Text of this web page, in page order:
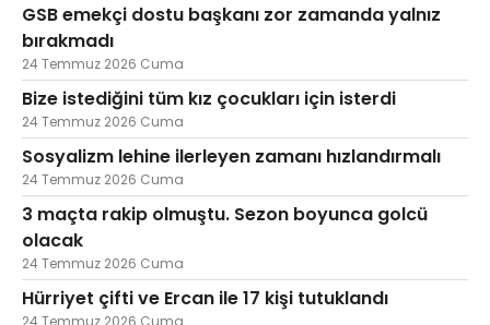
GSB emekçi dostu başkanı zor zamanda yalnız
bırakmadı
24 Temmuz 2026 Cuma
Bize istediğini tüm kız çocukları için isterdi
24 Temmuz 2026 Cuma
Sosyalizm lehine ilerleyen zamanı hızlandırmalı
24 Temmuz 2026 Cuma
3 maçta rakip olmuştu. Sezon boyunca golcü
olacak
24 Temmuz 2026 Cuma
Hürriyet çifti ve Ercan ile 17 kişi tutuklandı
24 Temmuz 2026 Cuma